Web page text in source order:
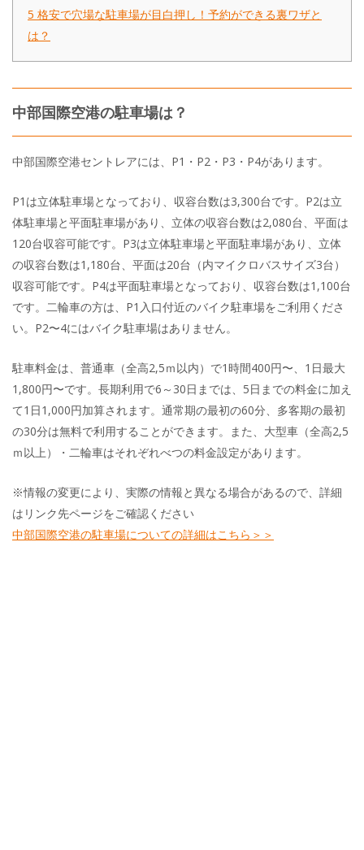
5 格安で穴場な駐車場が目白押し！予約ができる裏ワザと
は？
中部国際空港の駐車場は？
中部国際空港セントレアには、P1・P2・P3・P4があります。
P1は立体駐車場となっており、収容台数は3,300台です。P2は立
体駐車場と平面駐車場があり、立体の収容台数は2,080台、平面は
120台収容可能です。P3は立体駐車場と平面駐車場があり、立体
の収容台数は1,180台、平面は20台（内マイクロバスサイズ3台）
収容可能です。P4は平面駐車場となっており、収容台数は1,100台
です。二輪車の方は、P1入口付近のバイク駐車場をご利用くださ
い。P2〜4にはバイク駐車場はありません。
駐車料金は、普通車（全高2,5ｍ以内）で1時間400円〜、1日最大
1,800円〜です。長期利用で6～30日までは、5日までの料金に加え
て1日1,000円加算されます。通常期の最初の60分、多客期の最初
の30分は無料で利用することができます。また、大型車（全高2,5
ｍ以上）・二輪車はそれぞれべつの料金設定があります。
※情報の変更により、実際の情報と異なる場合があるので、詳細
はリンク先ページをご確認ください
中部国際空港の駐車場についての詳細はこちら＞＞